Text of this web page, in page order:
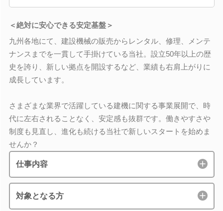
＜絶対に安心できる安定基盤＞
九州各地にて、建設機械の販売からレンタル、修理、メンテ
ナンスまでを一貫して手掛けている当社。設立50年以上の歴
史を誇り、新しい拠点を開設するなど、業績も右肩上がりに
成長しています。
さまざまな業界で活躍している建機に関する事業展開で、時
代に左右されることなく、安定感も抜群です。働きやすさや
制度も見直し、進化も続ける当社で新しいスタートを始めま
せんか？
仕事内容
対象となる方